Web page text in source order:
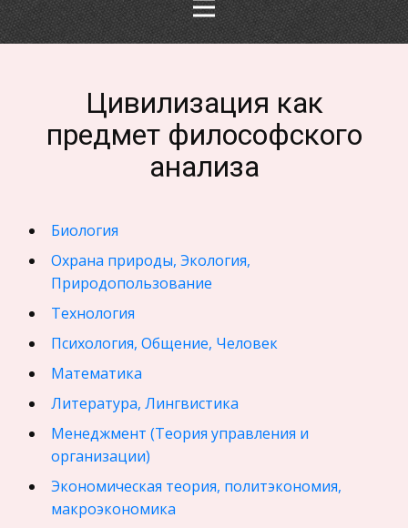
Цивилизация как
предмет философского
анализа
Биология
Охрана природы, Экология,
Природопользование
Технология
Психология, Общение, Человек
Математика
Литература, Лингвистика
Менеджмент (Теория управления и
организации)
Экономическая теория, политэкономия,
макроэкономика